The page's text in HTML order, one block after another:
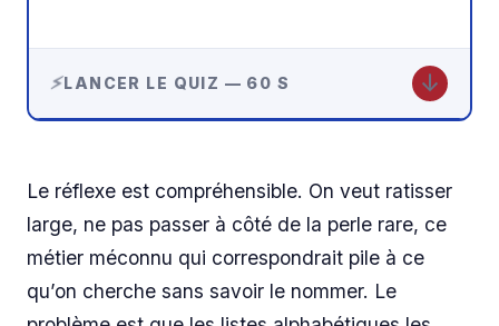
LANCER LE QUIZ — 60 S ↓
Le réflexe est compréhensible. On veut ratisser
large, ne pas passer à côté de la perle rare, ce
métier méconnu qui correspondrait pile à ce
qu’on cherche sans savoir le nommer. Le